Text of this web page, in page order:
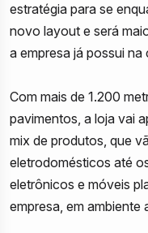
estratégia para se
novo layout e será
a empresa já possui na
Com mais de 1.200
pavimentos, a loja vai
mix de produtos, que
eletrodomésticos até
eletrônicos e móveis
empresa, em ambiente